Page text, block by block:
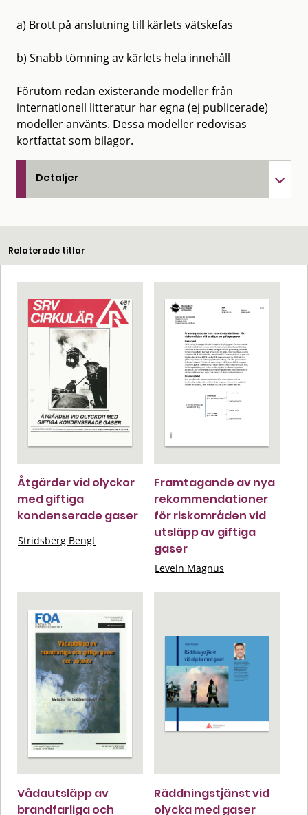
a) Brott på anslutning till kärlets vätskefas
b) Snabb tömning av kärlets hela innehåll
Förutom redan existerande modeller från
internationell litteratur har egna (ej publicerade)
modeller använts. Dessa modeller redovisas
kortfattat som bilagor.
Detaljer
Relaterade titlar
Åtgärder vid olyckor
med giftiga
kondenserade gaser
Stridsberg Bengt
Framtagande av nya
rekommendationer
för riskområden vid
utsläpp av giftiga
gaser
Levein Magnus
Vådautsläpp av
brandfarliga och
Räddningstjänst vid
olycka med gaser